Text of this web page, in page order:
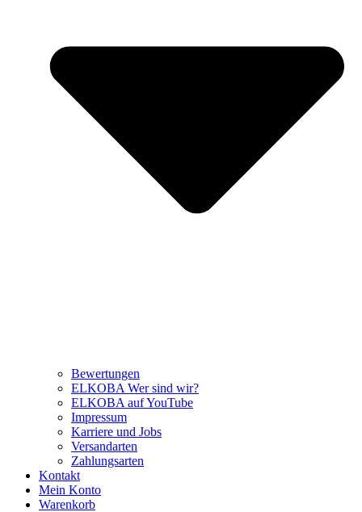
Bewertungen
ELKOBA Wer sind wir?
ELKOBA auf YouTube
Impressum
Karriere und Jobs
Versandarten
Zahlungsarten
Kontakt
Mein Konto
Warenkorb